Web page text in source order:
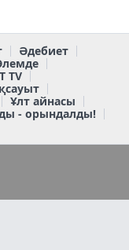
Әдебиет
TV
Ұлт айнасы
- орындалды!